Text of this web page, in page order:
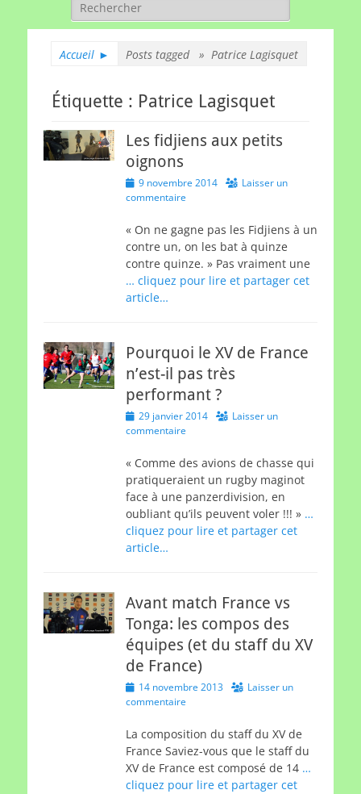
Accueil ► Posts tagged » Patrice Lagisquet
Étiquette : Patrice Lagisquet
Les fidjiens aux petits
oignons
Posted
on
9 novembre 2014
Laisser un
commentaire
« On ne gagne pas les Fidjiens à un
contre un, on les bat à quinze
contre quinze. » Pas vraiment une
… cliquez pour lire et partager cet
article…
Pourquoi le XV de France
n’est-il pas très
performant ?
Posted
on
29 janvier 2014
Laisser un
commentaire
« Comme des avions de chasse qui
pratiqueraient un rugby maginot
face à une panzerdivision, en
oubliant qu’ils peuvent voler !!! » …
cliquez pour lire et partager cet
article…
Avant match France vs
Tonga: les compos des
équipes (et du staff du XV
de France)
Posted
on
14 novembre 2013
Laisser un
commentaire
La composition du staff du XV de
France Saviez-vous que le staff du
XV de France est composé de 14 …
cliquez pour lire et partager cet